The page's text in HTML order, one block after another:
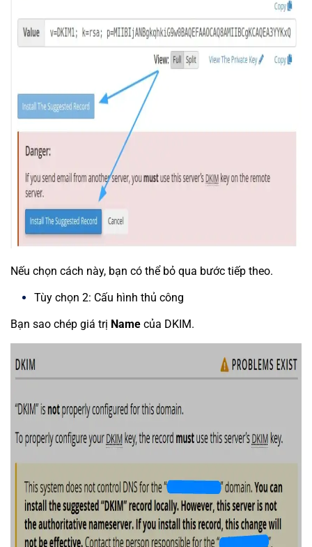
Nếu chọn cách này, bạn có thể bỏ qua bước tiếp theo.
Tùy chọn 2: Cấu hình thủ công
Bạn sao chép giá trị Name của DKIM.